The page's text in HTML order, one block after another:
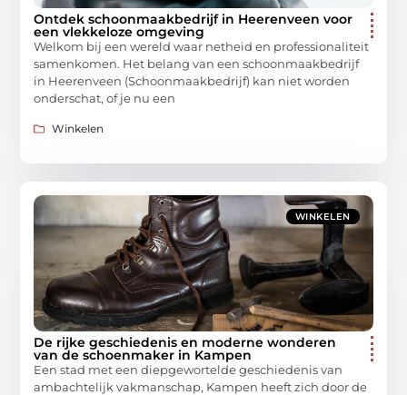
Ontdek schoonmaakbedrijf in Heerenveen voor
een vlekkeloze omgeving
Welkom bij een wereld waar netheid en professionaliteit
samenkomen. Het belang van een schoonmaakbedrijf
in Heerenveen (Schoonmaakbedrijf) kan niet worden
onderschat, of je nu een
Winkelen
WINKELEN
De rijke geschiedenis en moderne wonderen
van de schoenmaker in Kampen
Een stad met een diepgewortelde geschiedenis van
ambachtelijk vakmanschap, Kampen heeft zich door de